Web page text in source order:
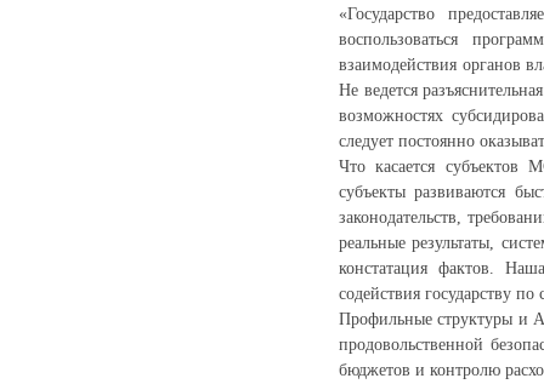
«Государство
воспользоваться
взаимодействия органов
Не ведется
возможностях
следует постоянно
Что касается субъектов
субъекты развиваются
законодательств,
реальные результаты,
констатация фактов.
содействия государству
Профильные структуры и
продовольственной
бюджетов и контролю